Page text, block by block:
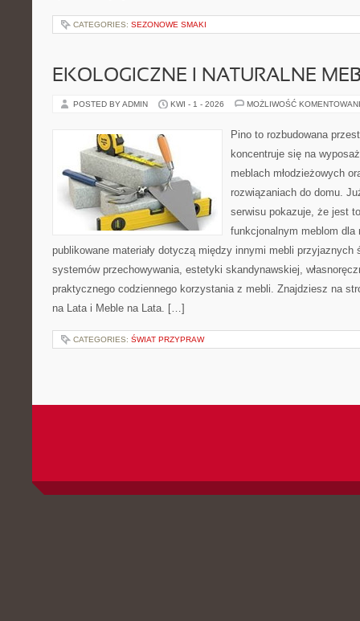
CATEGORIES: SEZONOWE SMAKI
EKOLOGICZNE I NATURALNE
POSTED BY ADMIN KWI - 1 - 2026 MOŻLIWOŚĆ
Pino to rozbudowana
koncentruje się na
meblach młodzieżowych
rozwiązaniach do domu.
serwisu pokazuje, że jest
funkcjonalnym meblom dla
publikowane materiały dotyczą między innymi mebli
systemów przechowywania, estetyki skandynawskiej,
praktycznego codziennego korzystania z mebli. Znajdziesz na
na Lata i Meble na Lata. […]
CATEGORIES: ŚWIAT PRZYPRAW